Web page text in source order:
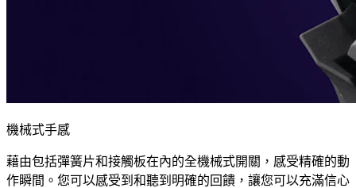
機械式手感
藉由包括彈簧片和接觸板在內的全機械式開關，感受精確的動
作瞬間。您可以感受到和聽到明確的回饋，讓您可以充滿信心